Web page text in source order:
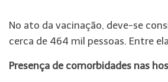
No ato da vacinação, deve-se
cerca de 464 mil pessoas. Entre
Presença de comorbidades nas